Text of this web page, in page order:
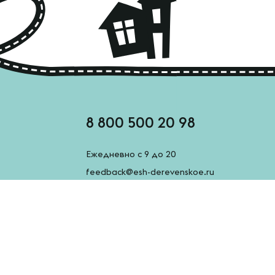
8 800 500 20 98
Ежедневно с 9 до 20
feedback@esh-derevenskoe.ru